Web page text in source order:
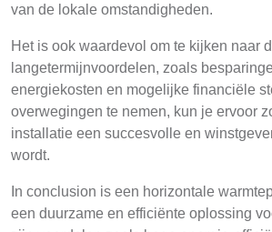
van de lokale omstandigheden.
Het is ook waardevol om te kijken naar
langetermijnvoordelen, zoals
energiekosten en mogelijke financiële
overwegingen te nemen, kun je ervoor
installatie een succesvolle en
wordt.
In conclusion is een horizontale
een duurzame en efficiënte oplossing